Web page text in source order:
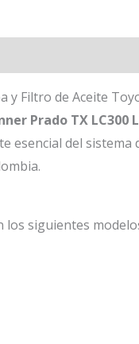
Filtro de Aceite
Prado TX LC300
esencial del
los siguientes